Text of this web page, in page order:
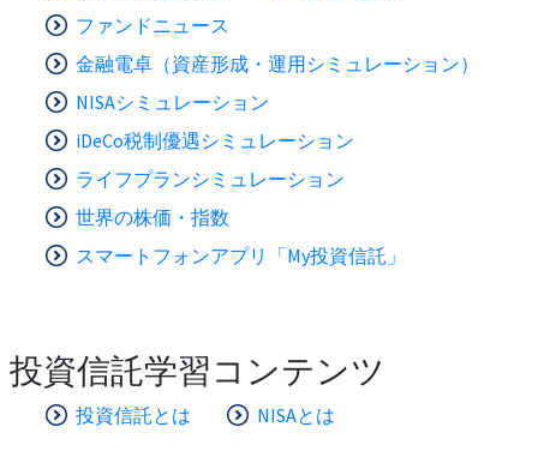
ファンドニュース
金融電卓（資産形成・運用シミュレーション）
NISAシミュレーション
iDeCo税制優遇シミュレーション
ライフプランシミュレーション
世界の株価・指数
スマートフォンアプリ「My投資信託」
投資信託学習コンテンツ
投資信託とは NISAとは